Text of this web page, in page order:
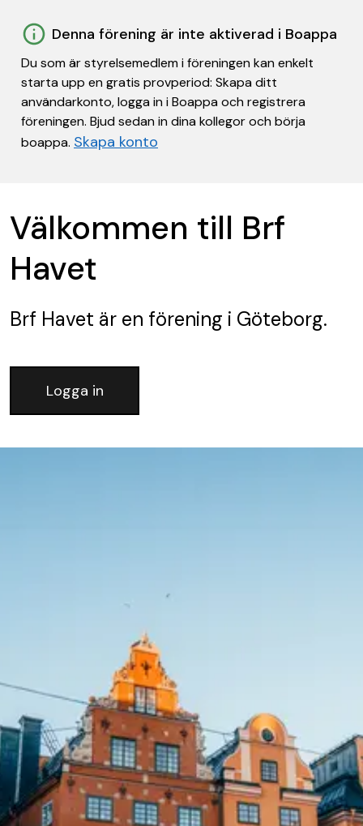
Denna förening är inte aktiverad i Boappa
Du som är styrelsemedlem i föreningen kan enkelt
starta upp en gratis provperiod: Skapa ditt
användarkonto, logga in i Boappa och registrera
föreningen. Bjud sedan in dina kollegor och börja
boappa. Skapa konto
Välkommen till Brf
Havet
Brf Havet är en förening i Göteborg.
Logga in